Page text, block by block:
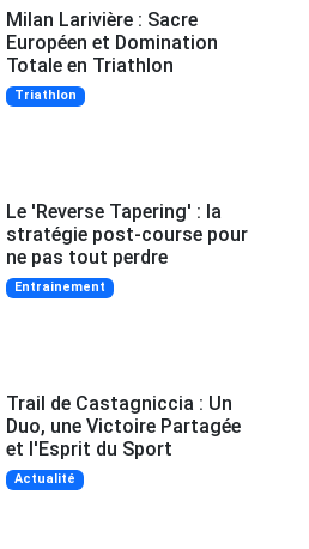
Milan Larivière : Sacre
Européen et Domination
Totale en Triathlon
Triathlon
Le 'Reverse Tapering' : la
stratégie post-course pour
ne pas tout perdre
Entrainement
Trail de Castagniccia : Un
Duo, une Victoire Partagée
et l'Esprit du Sport
Actualité